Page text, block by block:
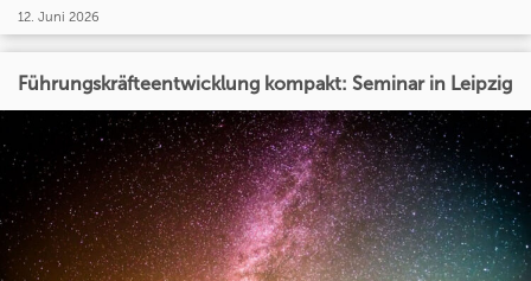
12. Juni 2026
Führungskräfteentwicklung kompakt: Seminar in Leipzig